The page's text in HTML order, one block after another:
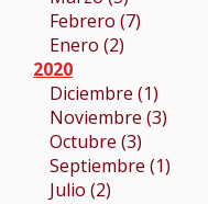
Febrero (7)
Enero (2)
2020
Diciembre (1)
Noviembre (3)
Octubre (3)
Septiembre (1)
Julio (2)